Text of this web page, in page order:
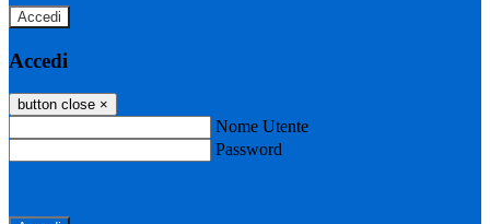
Accedi
Accedi
button close ×
Nome Utente
Password